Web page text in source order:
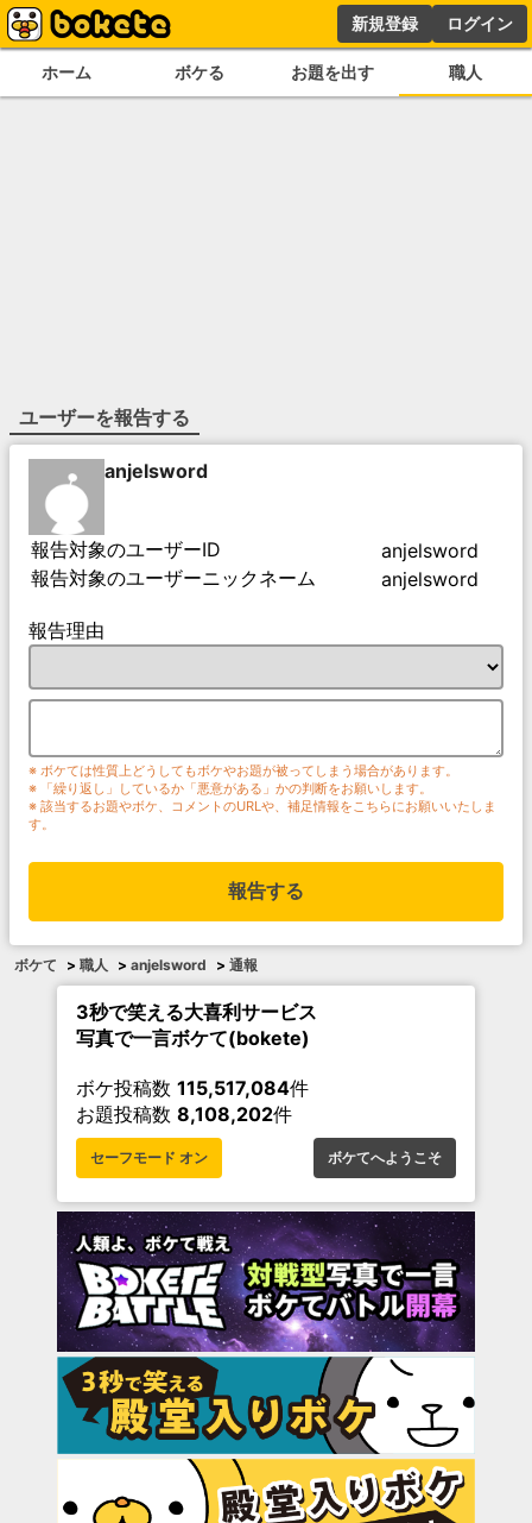
新規登録 ログイン
ホーム ボケる お題を出す 職人
ユーザーを報告する
anjelsword
報告対象のユーザーID
anjelsword
報告対象のユーザーニックネーム
anjelsword
報告理由
※ ボケては性質上どうしてもボケやお題が被ってしまう場合があります。
※ 「繰り返し」しているか「悪意がある」かの判断をお願いします。
※ 該当するお題やボケ、コメントのURLや、補足情報をこちらにお願いいたしま
す。
報告する
ボケて > 職人 > anjelsword > 通報
3秒で笑える大喜利サービス
写真で一言ボケて(bokete)
ボケ投稿数 115,517,084件
お題投稿数 8,108,202件
セーフモード オン ボケてへようこそ